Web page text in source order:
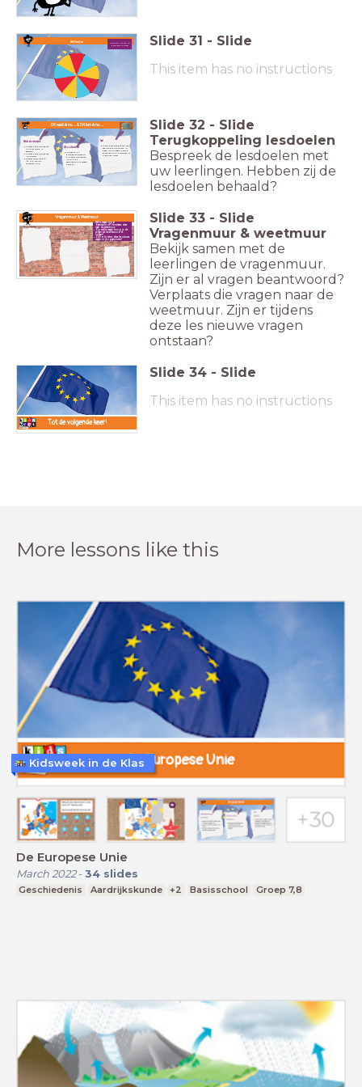
Reflectie Slide 31 - Slide
This item has no instructions
Wereldoriëntatie
Ik weet hoe de Europese
Unie tot stand is
Ik weet hoe de Europese
Ik weet welke landen
lid zijn van de
Europese Unie.
Dit weet ik nu ... & Dit kan ik nu ...
Woordenschat
Taal
Slide 32 - Slide
Terugkoppeling lesdoelen
Bespreek de lesdoelen met
uw leerlingen. Hebben zij de
lesdoelen behaald?
Vragenmuur & Weetmuur
Welke vragen zijn al
beantwoord? Verplaats deze
naar de weetmuur.
Op welke vragen hoop je de
volgende les antwoord te
krijgen?
Zijn er tijdens deze les nieuwe
vragen in je opgekomen?
Slide 33 - Slide
Vragenmuur & weetmuur
Bekijk samen met de
leerlingen de vragenmuur.
Zijn er al vragen beantwoord?
Verplaats die vragen naar de
weetmuur. Zijn er tijdens
deze les nieuwe vragen
ontstaan?
Tot de volgende keer!
Slide 34 - Slide
This item has no instructions
More lessons like this
De Europese Unie
March 2022- 34 slides
Geschiedenis Aardrijkskunde +2 Basisschool Groep 7,8
Kidsweek in de Klas